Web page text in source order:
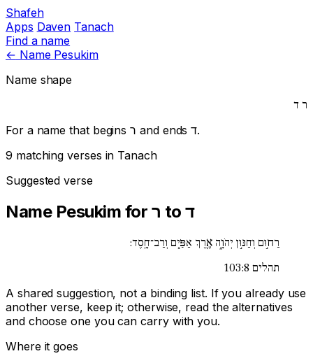
Shafeh
Apps Daven Tanach
Find a name
← Name Pesukim
Name shape
ר ד
For a name that beginsר and endsד.
9 matching verses in Tanach
Suggested verse
Name Pesukim for ר to ד
רַח֣וּם וְחַנּ֣וּן יְהֹוָ֑ה אֶ֖רֶךְ אַפַּ֣יִם וְרַב־חָֽסֶד:
תהלים 103:8
A shared suggestion, not a binding list. If you already use
another verse, keep it; otherwise, read the alternatives
and choose one you can carry with you.
Where it goes